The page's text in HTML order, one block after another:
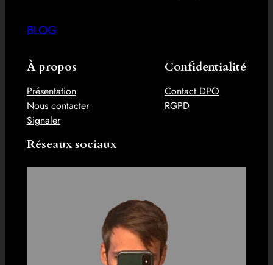
BLOG
À propos
Présentation
Nous contacter
Signaler
Confidentialité
Contact DPO
RGPD
Réseaux sociaux